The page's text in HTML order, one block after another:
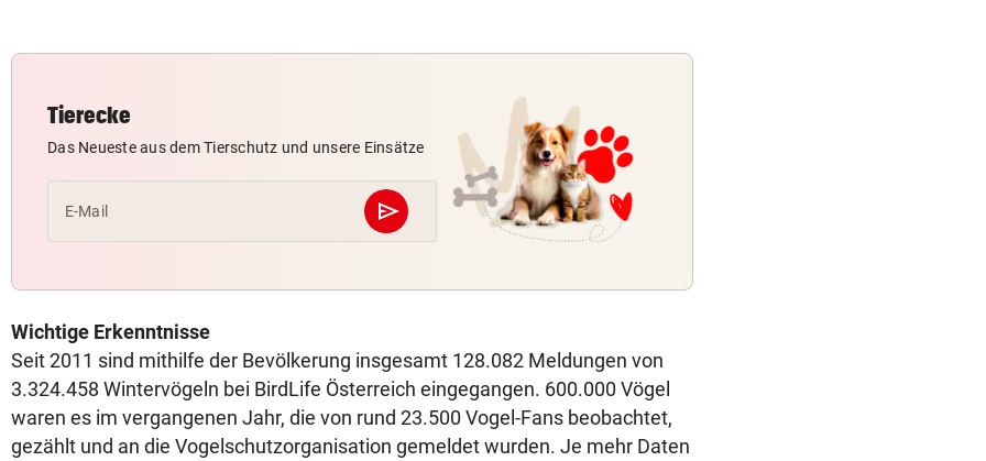
Tierecke
Das Neueste aus dem Tierschutz und unsere Einsätze
E-Mail send
Abschicken
Wichtige Erkenntnisse
Seit 2011 sind mithilfe der Bevölkerung insgesamt 128.082 Meldungen von
3.324.458 Wintervögeln bei BirdLife Österreich eingegangen. 600.000 Vögel
waren es im vergangenen Jahr, die von rund 23.500 Vogel-Fans beobachtet,
gezählt und an die Vogelschutzorganisation gemeldet wurden. Je mehr Daten